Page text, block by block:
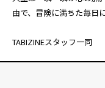
由で、冒険に満ちた毎日
TABIZINEスタッフ一同